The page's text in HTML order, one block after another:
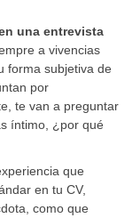
una entrevista
a vivencias
forma subjetiva de
por
te van a preguntar
íntimo, ¿por qué
que
en tu CV,
como que